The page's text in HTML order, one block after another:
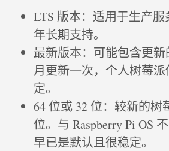
LTS 版本：适用于生产
年长期支持。
最新版本：可能包含更
月更新一次，个人树莓
定。
64 位或 32 位：较新的树
位。与 Raspberry Pi OS
早已是默认且很稳定。